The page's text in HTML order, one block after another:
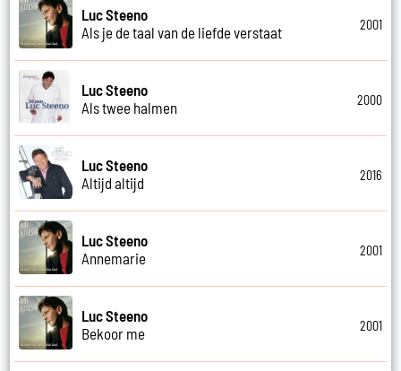
Luc Steeno
Als je de taal van de liefde verstaat
2001
Luc Steeno
Als twee halmen
2000
Luc Steeno
Altijd altijd
2016
Luc Steeno
Annemarie
2001
Luc Steeno
Bekoor me
2001